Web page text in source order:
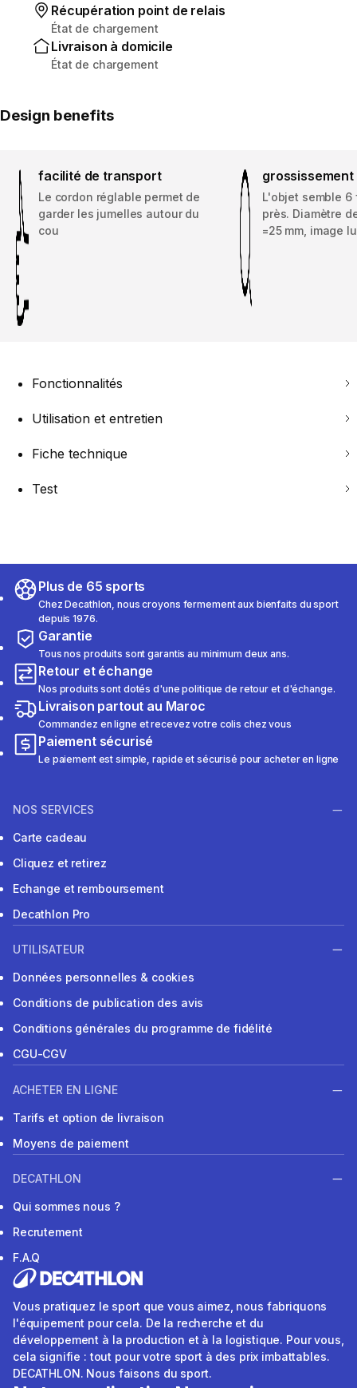
Récupération point de relais
État de chargement
Livraison à domicile
État de chargement
Design benefits
facilité de transport
Le cordon réglable permet de
garder les jumelles autour du
cou
grossissement
L'objet semble 6
près. Diamètre
=25 mm, image
Fonctionnalités
Utilisation et entretien
Fiche technique
Test
Plus de 65 sports
Chez Decathlon, nous croyons fermement aux bienfaits du sport
depuis 1976.
Garantie
Tous nos produits sont garantis au minimum deux ans.
Retour et échange
Nos produits sont dotés d'une politique de retour et d'échange.
Livraison partout au Maroc
Commandez en ligne et recevez votre colis chez vous
Paiement sécurisé
Le paiement est simple, rapide et sécurisé pour acheter en ligne
NOS SERVICES
Carte cadeau
Cliquez et retirez
Echange et remboursement
Decathlon Pro
UTILISATEUR
Données personnelles & cookies
Conditions de publication des avis
Conditions générales du programme de fidélité
CGU-CGV
ACHETER EN LIGNE
Tarifs et option de livraison
Moyens de paiement
DECATHLON
Qui sommes nous ?
Recrutement
F.A.Q
Vous pratiquez le sport que vous aimez, nous fabriquons
l'équipement pour cela. De la recherche et du
développement à la production et à la logistique. Pour vous,
cela signifie : tout pour votre sport à des prix imbattables.
DECATHLON. Nous faisons du sport.